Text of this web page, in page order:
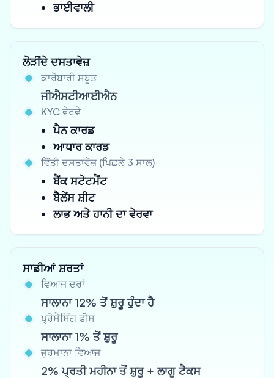
ਭਾਈਵਾਲੀ
ਲੋੜੀਂਦੇ ਦਸਤਾਵੇਜ਼
ਕਾਰੋਬਾਰੀ ਸਬੂਤ
ਜੀਐਸਟੀਆਈਐਨ
KYC ਵੇਰਵੇ
ਪੈਨ ਕਾਰਡ
ਆਧਾਰ ਕਾਰਡ
ਵਿੱਤੀ ਦਸਤਾਵੇਜ਼ (ਪਿਛਲੇ 3 ਸਾਲ)
ਬੈਂਕ ਸਟੇਟਮੈਂਟ
ਬੈਲੇਂਸ ਸ਼ੀਟ
ਲਾਭ ਅਤੇ ਹਾਨੀ ਦਾ ਵੇਰਵਾ
ਸਾਡੀਆਂ ਸ਼ਰਤਾਂ
ਵਿਆਜ ਦਰਾਂ
ਸਾਲਾਨਾ 12% ਤੋਂ ਸ਼ੁਰੂ ਹੁੰਦਾ ਹੈ
ਪ੍ਰੋਸੈਸਿੰਗ ਫੀਸ
ਸਾਲਾਨਾ 1% ਤੋਂ ਸ਼ੁਰੂ
ਜੁਰਮਾਨਾ ਵਿਆਜ
2% ਪ੍ਰਤੀ ਮਹੀਨਾ ਤੋਂ ਸ਼ੁਰੂ + ਲਾਗੂ ਟੈਕਸ